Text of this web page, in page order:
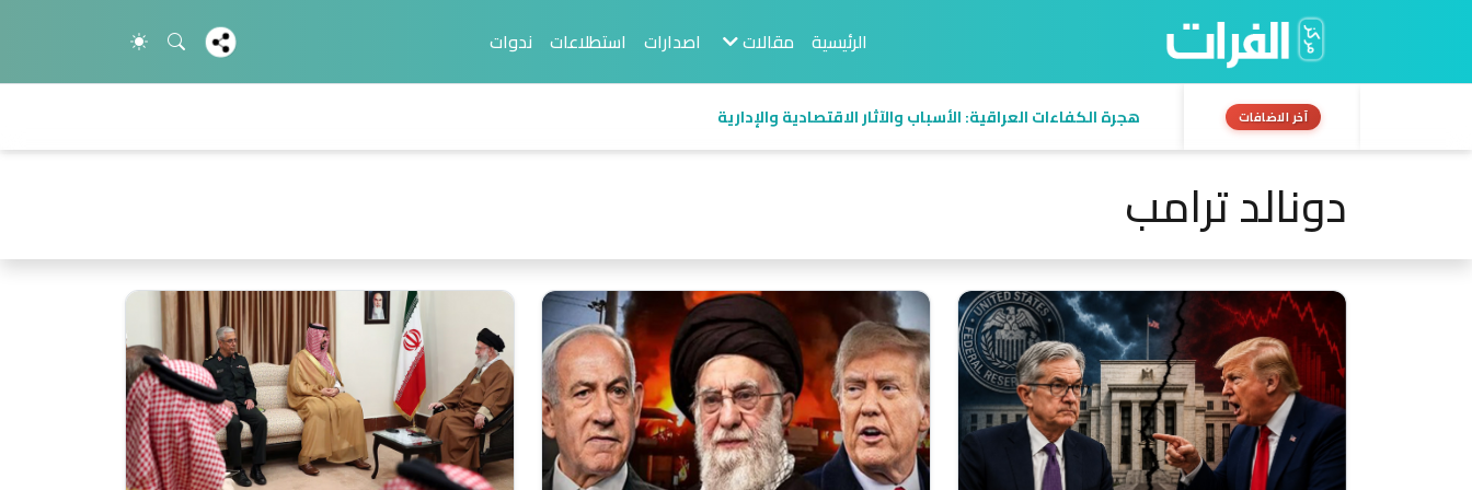
الرئيسية مقالات اصدارات استطلاعات ندوات
آخر الاضافات السيادة في العراق من منظور اقتصادي
دونالد ترامب